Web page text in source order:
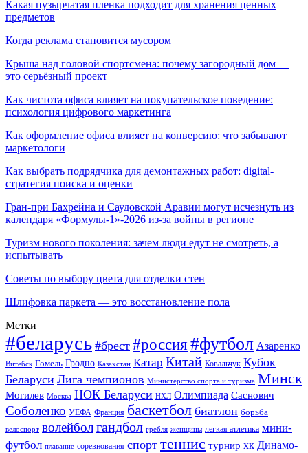
Какая пузырчатая пленка подходит для хранения ценных
предметов
Когда реклама становится мусором
Крыша над головой спортсмена: почему загородный дом —
это серьёзный проект
Как чистота офиса влияет на покупательское поведение:
психология цифрового маркетинга
Как оформление офиса влияет на конверсию: что забывают
маркетологи
Как выбрать подрядчика для демонтажных работ: digital-
стратегия поиска и оценки
Гран-при Бахрейна и Саудовской Аравии могут исчезнуть из
календаря «Формулы-1»-2026 из-за войны в регионе
Туризм нового поколения: зачем люди едут не смотреть, а
испытывать
Советы по выбору цвета для отделки стен
Шлифовка паркета — это восстановление пола
Метки
#беларусь #брест #россия#футбол Азаренко
Витебск Гомель Гродно Казахстан Катар Китай Ковальчук Кубок
Беларуси Лига чемпионов Министерство спорта и туризма Минск
Могилев Москва НОК Беларуси НХЛ Олимпиада Саснович
Соболенко УЕФА Франция баскетбол биатлон борьба
велоспорт волейболгандбол гребля женщины легкая атлетика мини-
футбол плавание соревнования спорт теннис турнир хк Динамо-